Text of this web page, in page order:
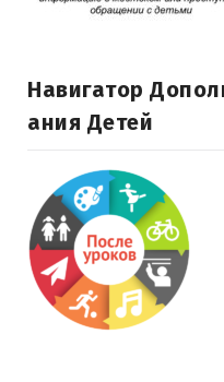
Навигатор
Ания Детей